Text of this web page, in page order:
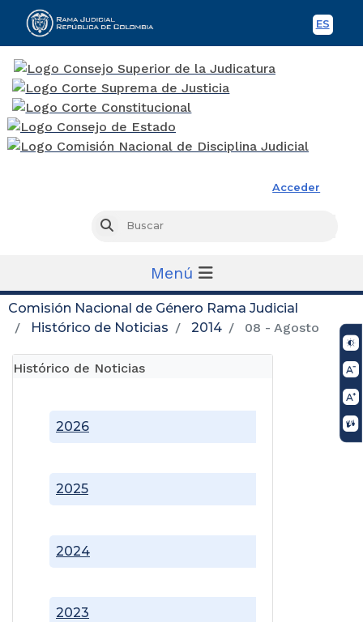
ES
Acceder
Buscar
Menú
Comisión Nacional de Género Rama Judicial
Histórico de Noticias
2014 08 - Agosto
Histórico de Noticias
2023
2024
2025
2026